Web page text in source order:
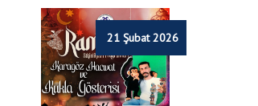
21 Şubat 2026